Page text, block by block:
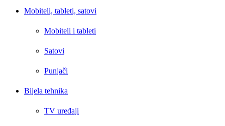
Mobiteli, tableti, satovi
Mobiteli i tableti
Satovi
Punjači
Bijela tehnika
TV uređaji